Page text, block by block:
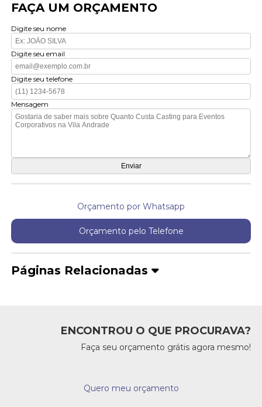
FAÇA UM ORÇAMENTO
Digite seu nome
Digite seu email
Digite seu telefone
Mensagem
Orçamento por Whatsapp
Orçamento pelo Telefone
Páginas Relacionadas
ENCONTROU O QUE PROCURAVA?
Faça seu orçamento grátis agora mesmo!
Quero meu orçamento